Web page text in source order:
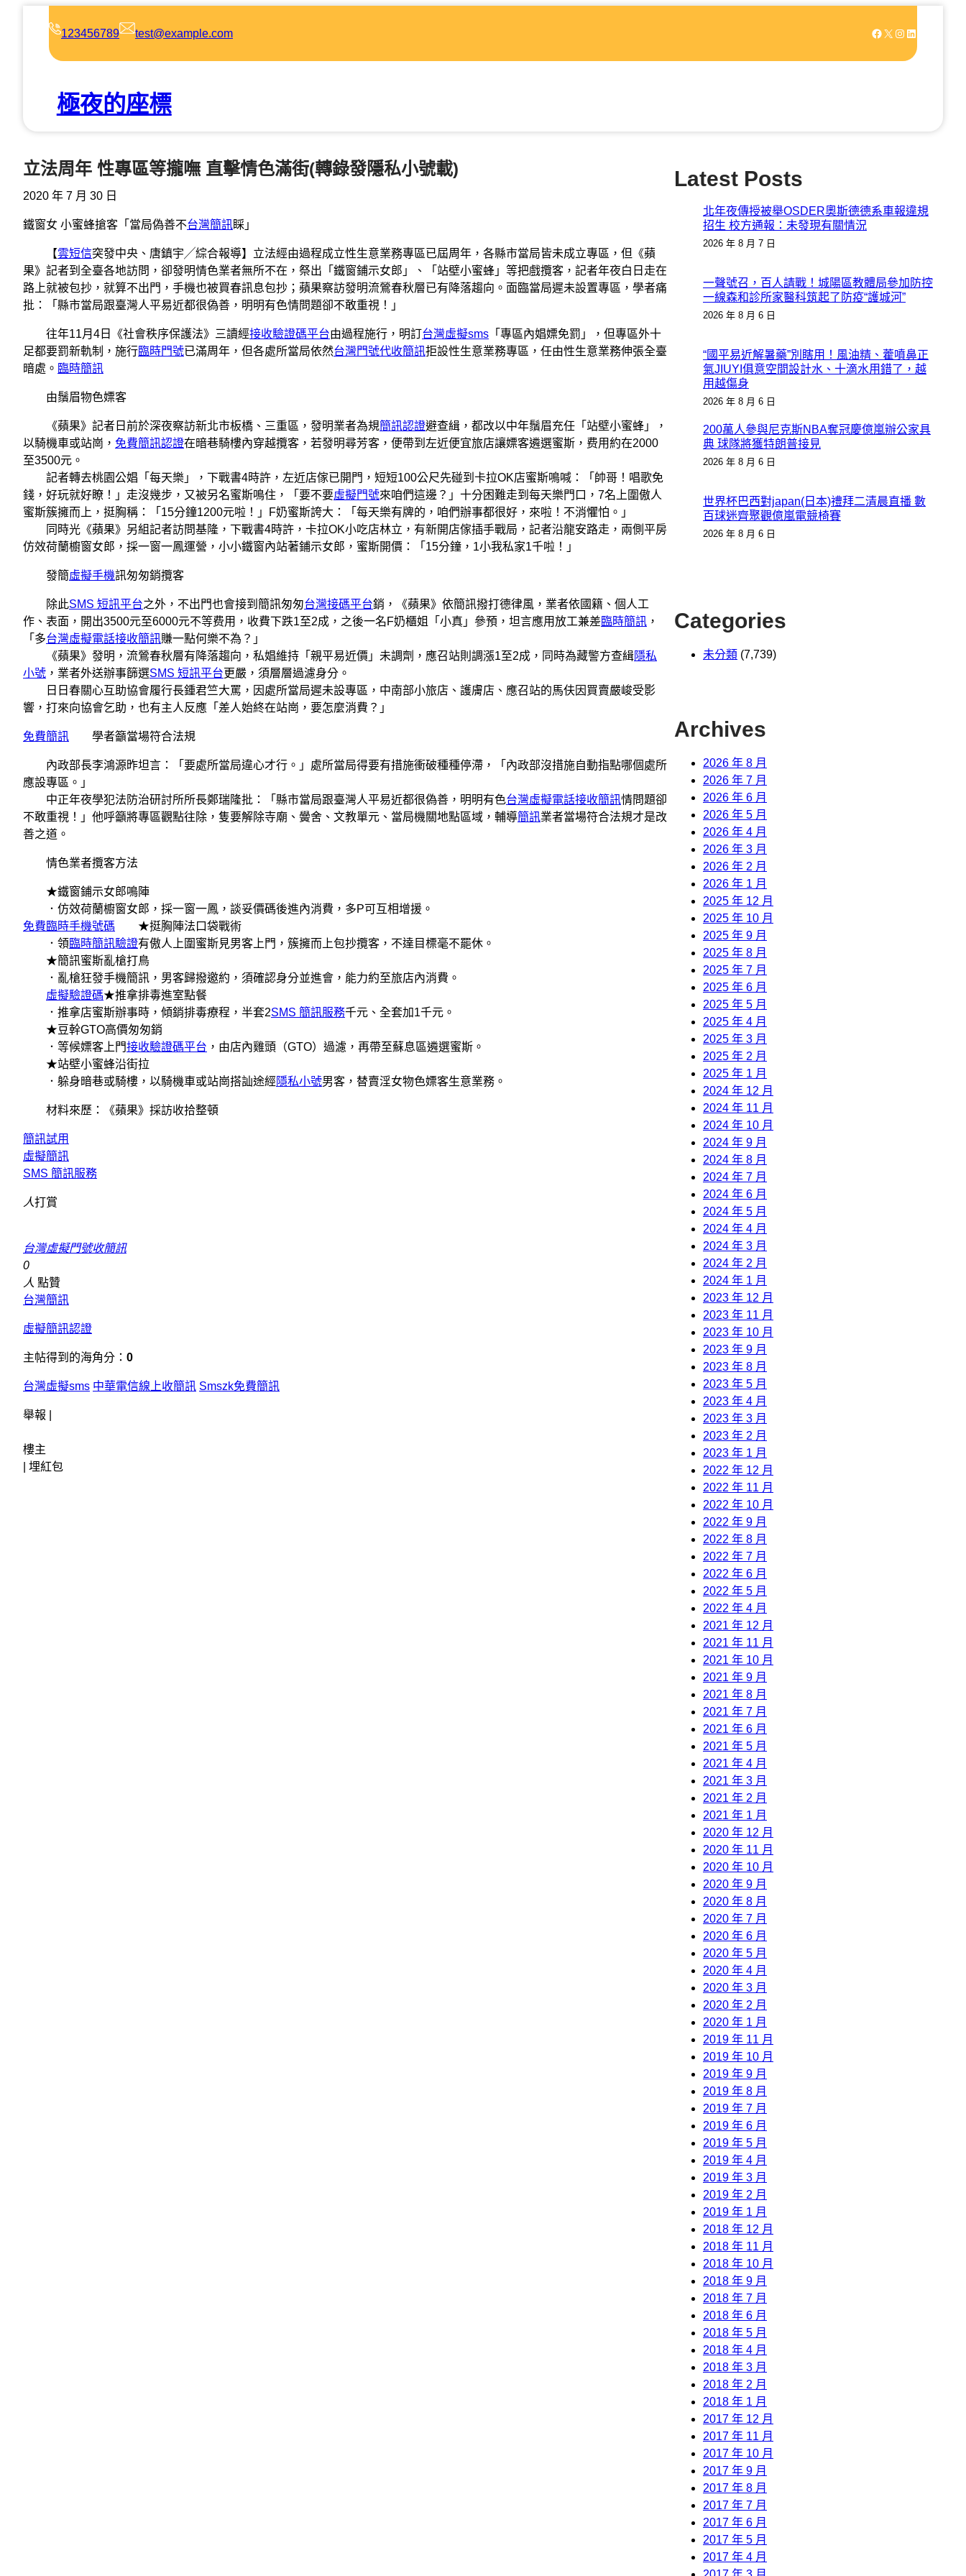
123456789 test@example.com Facebook X Instagram LinkedIn
極夜的座標
立法周年 性專區等攏嘸 直擊情色滿街(轉錄發隱私小號載)
2020 年 7 月 30 日
鐵窗女 小蜜蜂搶客「當局偽善不台灣簡訊睬」
【雲短信突發中央、唐鎮宇╱綜合報導】立法經由過程成立性生意業務專區已屆周年，各縣市當局皆未成立專區，但《蘋
果》記者到全臺各地訪問，卻發明情色業者無所不在，祭出「鐵窗鋪示女郎」、「站壁小蜜蜂」等把戲攬客，記者年夜白日走在
路上就被包抄，就算不出門，手機也被買春訊息包抄；蘋果察訪發明流鶯春秋層已有降落趨向。面臨當局遲未設置專區，學者痛
批：「縣市當局跟臺灣人平易近都很偽善，明明有色情問題卻不敢重視！」
往年11月4日《社會秩序保護法》三讀經接收驗證碼平台由過程施行，明訂台灣虛擬sms 「專區內娼嫖免罰」，但專區外十
足都要罰新軌制，施行臨時門號已滿周年，但各處所當局依然台灣門號代收簡訊拒設性生意業務專區，任由性生意業務伸張全臺
暗處。 臨時簡訊
由鬚眉物色嫖客
《蘋果》記者日前於深夜察訪新北市板橋、三重區，發明業者為規簡訊認證避查緝，都改以中年鬚眉充任「站壁小蜜蜂」，
以騎機車或站崗， 免費簡訊認證在暗巷騎樓內穿越攬客，若發明尋芳客，便帶到左近便宜旅店讓嫖客遴選蜜斯，费用約在2000
至3500元。
記者轉去桃園公娼「每天樂」，下戰書4時許，左近店傢已開門，短短100公尺先碰到卡拉OK店蜜斯鳴喊：「帥哥！唱歌免
錢，好玩就好瞭！」走沒幾步，又被另名蜜斯鳴住，「要不要虛擬門號來咱們這邊？」十分困難走到每天樂門口，7名上圍傲人
蜜斯簇擁而上，挺胸稱：「15分鐘1200元啦！」F奶蜜斯誇大：「每天樂有牌的，咱們辦事都很好，來啦！不消懼怕。」
同時光《蘋果》另組記者訪問基隆，下戰書4時許，卡拉OK小吃店林立，有新開店傢插手戰局，記者沿龍安路走，兩側平房
仿效荷蘭櫥窗女郎，採一窗一鳳運營，小小鐵窗內站著鋪示女郎，蜜斯開價：「15分鐘，1小我私家1千啦！」
發簡虛擬手機訊匆匆銷攬客
除此SMS 短訊平台之外，不出門也會接到簡訊匆匆台灣接碼平台銷，《蘋果》依簡訊撥打德律風，業者依國籍、個人工
作、表面，開出3500元至6000元不等费用，收費下跌1至2成，之後一名F奶櫃姐「小真」參預，坦言應用放工兼差臨時簡訊 ，
「多台灣虛擬電話接收簡訊賺一點何樂不為？」
《蘋果》發明，流鶯春秋層有降落趨向，私娼維持「親平易近價」未調劑，應召站則調漲1至2成，同時為藏警方查緝隱私
小號 ，業者外送辦事篩選SMS 短訊平台更嚴，須層層過濾身分。
日日春關心互助協會履行長鍾君竺大罵，因處所當局遲未設專區，中南部小旅店、護膚店、應召站的馬伕因買賣嚴峻受影
響，打來向協會乞助，也有主人反應「差人始終在站崗，要怎麼消費？」
免費簡訊 學者籲當場符合法規
內政部長李鴻源昨坦言：「要處所當局違心才行。」處所當局得要有措施衝破種種停滯，「內政部沒措施自動指點哪個處所
應設專區。」
中正年夜學犯法防治研討所所長鄭瑞隆批：「縣市當局跟臺灣人平易近都很偽善，明明有色台灣虛擬電話接收簡訊情問題卻
不敢重視！」他呼籲將專區觀點往除，隻要解除寺廟、黌舍、文教單元、當局機關地點區域，輔導簡訊業者當場符合法規才是改
善之道。
情色業者攬客方法
★鐵窗鋪示女郎鳴陣
．仿效荷蘭櫥窗女郎，採一窗一鳳，談妥價碼後進內消費，多P可互相增援。
免費臨時手機號碼 ★挺胸陣法口袋戰術
．領臨時簡訊驗證有傲人上圍蜜斯見男客上門，簇擁而上包抄攬客，不達目標毫不罷休。
★簡訊蜜斯亂槍打鳥
．亂槍狂發手機簡訊，男客歸撥邀約，須確認身分並進會，能力約至旅店內消費。
虛擬驗證碼★推拿排毒進室點餐
．推拿店蜜斯辦事時，傾銷排毒療程，半套2SMS 簡訊服務千元、全套加1千元。
★豆幹GTO高價匆匆銷
．等候嫖客上門接收驗證碼平台 ，由店內雞頭（GTO）過濾，再帶至蘇息區遴選蜜斯。
★站壁小蜜蜂沿街拉
．躲身暗巷或騎樓，以騎機車或站崗搭訕途經隱私小號男客，替賣淫女物色嫖客生意業務。
材料來歷：《蘋果》採訪收拾整頓
簡訊試用
虛擬簡訊
SMS 簡訊服務
人打賞
台灣虛擬門號收簡訊
0
人 點贊
台灣簡訊
虛擬簡訊認證
主帖得到的海角分： 0
台灣虛擬sms 中華電信線上收簡訊 Smszk免費簡訊
舉報 |
樓主
埋紅包
Latest Posts
北年夜傳授被舉OSDER奧斯德德系車報違規
招生 校方通報：未發現有關情況
2026 年 8 月 7 日
一聲號召，百人請戰！城陽區教體局參加防控
一線森和診所家醫科筑起了防疫“護城河”
2026 年 8 月 6 日
“國平易近解暑藥”別瞎用！風油精、藿噴鼻正
氣JIUYI俱意空間設計水、十滴水用錯了，越
用越傷身
2026 年 8 月 6 日
200萬人參與尼克斯NBA奪冠慶億嵐辦公家具
典 球隊將獲特朗普接見
2026 年 8 月 6 日
世界杯巴西對japan(日本)禮拜二清晨直播 數
百球迷齊聚觀億嵐電競椅賽
2026 年 8 月 6 日
Categories
未分類 (7,739)
Archives
2026 年 8 月
2026 年 7 月
2026 年 6 月
2026 年 5 月
2026 年 4 月
2026 年 3 月
2026 年 2 月
2026 年 1 月
2025 年 12 月
2025 年 10 月
2025 年 9 月
2025 年 8 月
2025 年 7 月
2025 年 6 月
2025 年 5 月
2025 年 4 月
2025 年 3 月
2025 年 2 月
2025 年 1 月
2024 年 12 月
2024 年 11 月
2024 年 10 月
2024 年 9 月
2024 年 8 月
2024 年 7 月
2024 年 6 月
2024 年 5 月
2024 年 4 月
2024 年 3 月
2024 年 2 月
2024 年 1 月
2023 年 12 月
2023 年 11 月
2023 年 10 月
2023 年 9 月
2023 年 8 月
2023 年 5 月
2023 年 4 月
2023 年 3 月
2023 年 2 月
2023 年 1 月
2022 年 12 月
2022 年 11 月
2022 年 10 月
2022 年 9 月
2022 年 8 月
2022 年 7 月
2022 年 6 月
2022 年 5 月
2022 年 4 月
2021 年 12 月
2021 年 11 月
2021 年 10 月
2021 年 9 月
2021 年 8 月
2021 年 7 月
2021 年 6 月
2021 年 5 月
2021 年 4 月
2021 年 3 月
2021 年 2 月
2021 年 1 月
2020 年 12 月
2020 年 11 月
2020 年 10 月
2020 年 9 月
2020 年 8 月
2020 年 7 月
2020 年 6 月
2020 年 5 月
2020 年 4 月
2020 年 3 月
2020 年 2 月
2020 年 1 月
2019 年 11 月
2019 年 10 月
2019 年 9 月
2019 年 8 月
2019 年 7 月
2019 年 6 月
2019 年 5 月
2019 年 4 月
2019 年 3 月
2019 年 2 月
2019 年 1 月
2018 年 12 月
2018 年 11 月
2018 年 10 月
2018 年 9 月
2018 年 7 月
2018 年 6 月
2018 年 5 月
2018 年 4 月
2018 年 3 月
2018 年 2 月
2018 年 1 月
2017 年 12 月
2017 年 11 月
2017 年 10 月
2017 年 9 月
2017 年 8 月
2017 年 7 月
2017 年 6 月
2017 年 5 月
2017 年 4 月